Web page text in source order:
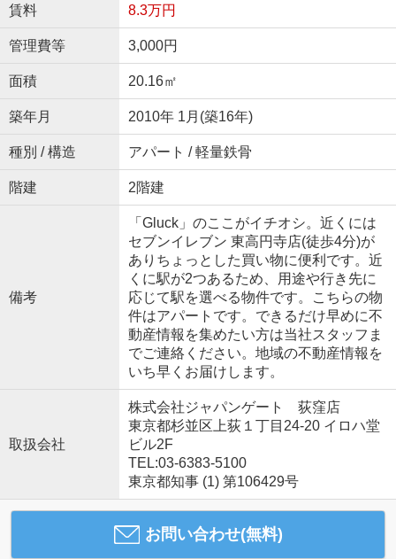
賃料 8.3万円
管理費等 3,000円
面積 20.16㎡
築年月 2010年 1月(築16年)
種別 / 構造 アパート / 軽量鉄骨
階建 2階建
備考
「Gluck」のここがイチオシ。近くには
セブンイレブン 東高円寺店(徒歩4分)が
ありちょっとした買い物に便利です。近
くに駅が2つあるため、用途や行き先に
応じて駅を選べる物件です。こちらの物
件はアパートです。できるだけ早めに不
動産情報を集めたい方は当社スタッフま
でご連絡ください。地域の不動産情報を
いち早くお届けします。
取扱会社
株式会社ジャパンゲート 荻窪店
東京都杉並区上荻１丁目24-20 イロハ堂
ビル2F
TEL:03-6383-5100
東京都知事 (1) 第106429号
お問い合わせ(無料)